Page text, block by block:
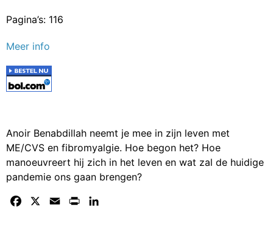
Pagina’s: 116
Meer info
Anoir Benabdillah neemt je mee in zijn leven met
ME/CVS en fibromyalgie. Hoe begon het? Hoe
manoeuvreert hij zich in het leven en wat zal de huidige
pandemie ons gaan brengen?
Facebook Email Print